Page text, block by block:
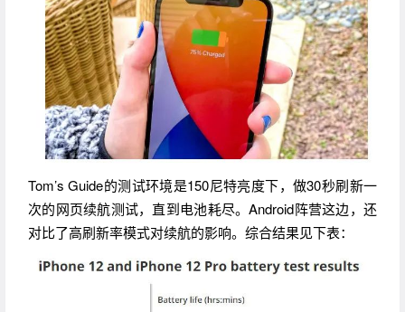
Tom’s Guide的测试环境是150尼特亮度下，做30秒刷新一
次的网页续航测试，直到电池耗尽。Android阵营这边，还
对比了高刷新率模式对续航的影响。综合结果见下表：